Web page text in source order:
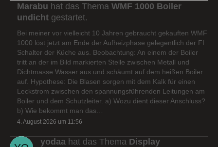
Marabu hat das Thema WMF 1000 Boiler
undicht gestartet.
Bei meiner vor vielleicht 10 Jahren gebraucht gekauften WMF
1000 löst jetzt am Ende der Aufheizphase gelegentlich der FI
Schalter der Küche aus. Beobachtung: An einem der Boiler
tritt an der im Bild markierten Stelle zwischen Metall und
Dichtmasse Wasser aus und schäumt auf dem heißen Boiler
auf. Hypothese: Die Blasen sorgen mit dem Kalk für einen
Leckstrom zwischen den spannungsführenden Leitungen am
Boiler und dem Schutzleiter. a) Wozu dient dieser Anschluss?
b) Wie bekommt man das…
4. August 2026 um 11:56
yodaa hat das Thema Display